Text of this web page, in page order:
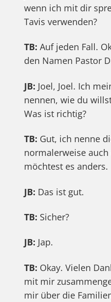
wenn ich mit dir
Tavis verwenden?
TB: Auf jeden Fall.
den Namen Pastor
JB: Joel, Joel. Ich
nennen, wie du
Was ist richtig?
TB: Gut, ich nenne
normalerweise
möchtest es anders.
JB: Das ist gut.
TB: Sicher?
JB: Jap.
TB: Okay. Vielen
mit mir
mir über die